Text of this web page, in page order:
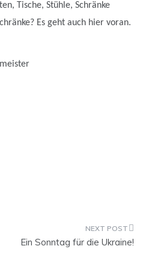
Tische, Stühle, Schränke
Es geht auch hier voran.
Ein Sonntag für die Ukraine!